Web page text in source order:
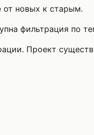
от новых к старым.
фильтрация по
Проект